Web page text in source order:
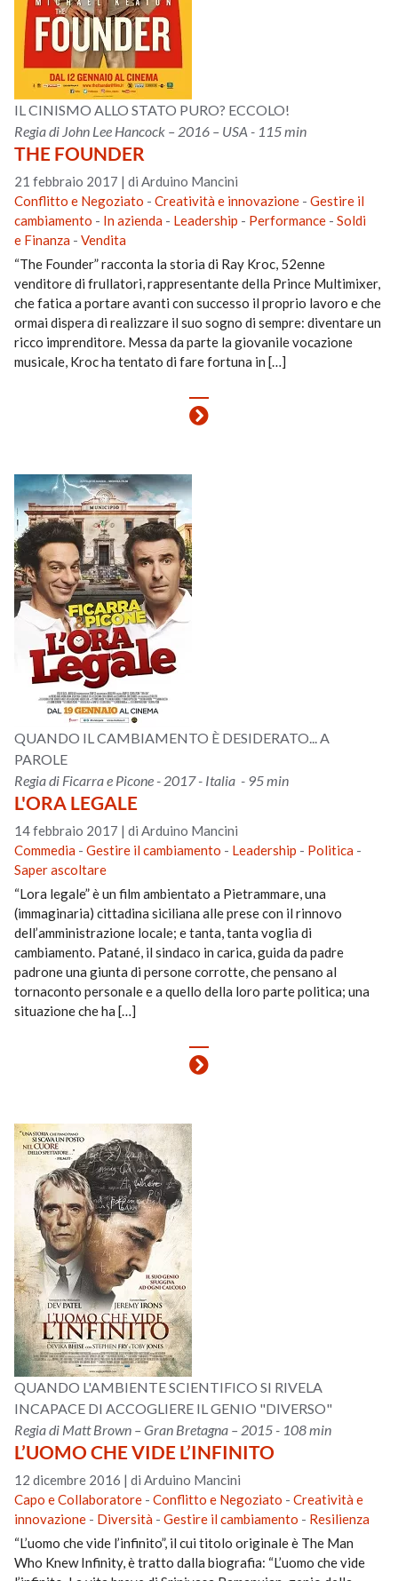
IL CINISMO ALLO STATO PURO? ECCOLO!
Regia di John Lee Hancock – 2016 – USA - 115 min
THE FOUNDER
21 febbraio 2017 |di Arduino Mancini
Conflitto e Negoziato -Creatività e innovazione -Gestire il
cambiamento - In azienda - Leadership - Performance -Soldi
e Finanza -Vendita
“The Founder” racconta la storia di Ray Kroc, 52enne
venditore di frullatori, rappresentante della Prince Multimixer,
che fatica a portare avanti con successo il proprio lavoro e che
ormai dispera di realizzare il suo sogno di sempre: diventare un
ricco imprenditore. Messa da parte la giovanile vocazione
musicale, Kroc ha tentato di fare fortuna in […]
QUANDO IL CAMBIAMENTO È DESIDERATO... A
PAROLE
Regia di Ficarra e Picone - 2017 - Italia - 95 min
L'ORA LEGALE
14 febbraio 2017 |di Arduino Mancini
Commedia -Gestire il cambiamento - Leadership - Politica -
Saper ascoltare
“Lora legale” è un film ambientato a Pietrammare, una
(immaginaria) cittadina siciliana alle prese con il rinnovo
dell’amministrazione locale; e tanta, tanta voglia di
cambiamento. Patané, il sindaco in carica, guida da padre
padrone una giunta di persone corrotte, che pensano al
tornaconto personale e a quello della loro parte politica; una
situazione che ha […]
QUANDO L'AMBIENTE SCIENTIFICO SI RIVELA
INCAPACE DI ACCOGLIERE IL GENIO "DIVERSO"
Regia di Matt Brown – Gran Bretagna – 2015 - 108 min
L’UOMO CHE VIDE L’INFINITO
12 dicembre 2016 |di Arduino Mancini
Capo e Collaboratore -Conflitto e Negoziato -Creatività e
innovazione - Diversità -Gestire il cambiamento - Resilienza
“L’uomo che vide l’infinito”, il cui titolo originale è The Man
Who Knew Infinity, è tratto dalla biografia: “L’uomo che vide